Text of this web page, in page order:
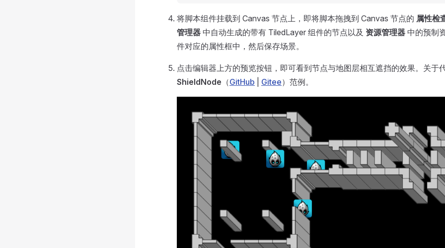
将脚本组件挂载到 Canvas 节点上，即将脚本拖拽到 Canvas 节点的 属性检
管理器 中自动生成的带有 TiledLayer 组件的节点以及 资源管理器 中的预制
件对应的属性框中，然后保存场景。
点击编辑器上方的预览按钮，即可看到节点与地图层相互遮挡的效果。关于
ShieldNode （GitHub Gitee）范例。